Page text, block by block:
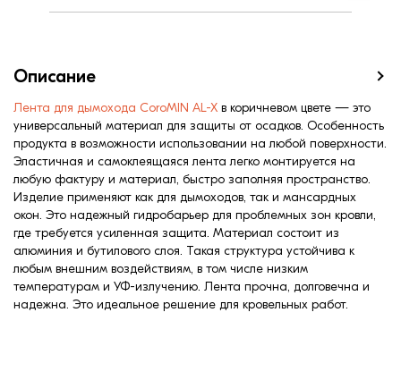
Описание
Лента для дымохода CoroMIN AL-X в коричневом цвете — это
универсальный материал для защиты от осадков. Особенность
продукта в возможности использовании на любой поверхности.
Эластичная и самоклеящаяся лента легко монтируется на
любую фактуру и материал, быстро заполняя пространство.
Изделие применяют как для дымоходов, так и мансардных
окон. Это надежный гидробарьер для проблемных зон кровли,
где требуется усиленная защита. Материал состоит из
алюминия и бутилового слоя. Такая структура устойчива к
любым внешним воздействиям, в том числе низким
температурам и УФ-излучению. Лента прочна, долговечна и
надежна. Это идеальное решение для кровельных работ.